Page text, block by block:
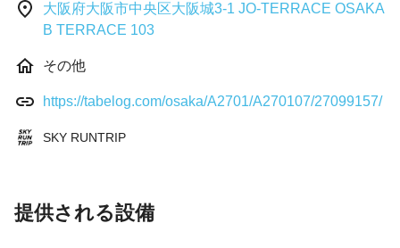
大阪府大阪市中央区大阪城3-1 JO-TERRACE OSAKA
B TERRACE 103
その他
https://tabelog.com/osaka/A2701/A270107/27099157/
SKY RUNTRIP
提供される設備